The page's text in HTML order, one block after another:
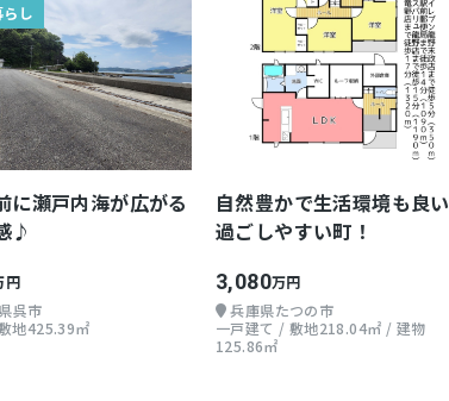
し
に瀬戸内海が広がる
♪
円
呉市
地425.39㎡
自然豊かで生活環境も良い
過ごしやすい町！
3,080万円
兵庫県たつの市
一戸建て / 敷地218.04㎡ / 建物
125.86㎡